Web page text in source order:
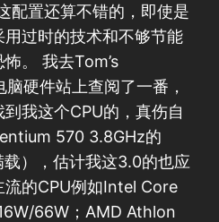
配置还算不错的，即使是
过时的技术和不够节能
。 我去Tom’s
硬件站上查阅了一番，
我这个CPU的，真伤自
570 3.8GHz的
），估计我这3.0的也应
流的CPU例如Intel Core
66W；AMD Athlon